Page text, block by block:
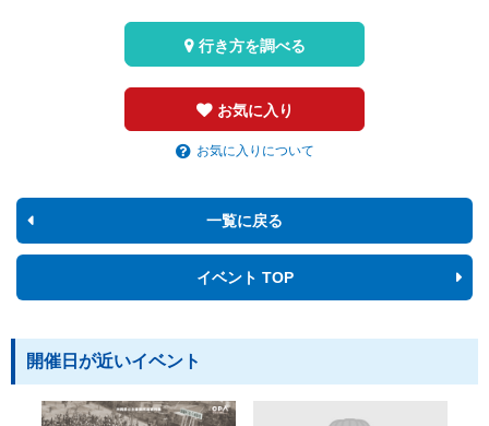
お気に入り
お気に入りについて
行き方を調べる
一覧に戻る
イベント TOP
開催日が近いイベント